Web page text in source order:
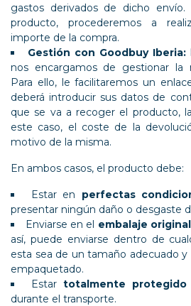
gastos derivados de dicho
producto, procederemos a
importe de la compra.
Gestión con Goodbuy Iberia:
nos encargamos de gestionar la
Para ello, le facilitaremos un
deberá introducir sus datos de
que se va a recoger el producto,
este caso, el coste de la
motivo de la misma.
En ambos casos, el producto debe:
Estar en perfectas
presentar ningún daño o desgaste
Enviarse en el embalaje original
así, puede enviarse dentro de
esta sea de un tamaño adecuado
empaquetado.
Estartotalmente protegido
durante el transporte.